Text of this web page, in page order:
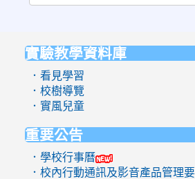
實驗教學資料庫
．看見學習
．校樹導覽
．實風兒童
重要公告
．學校行事曆
．校內行動通訊及影音產品管理